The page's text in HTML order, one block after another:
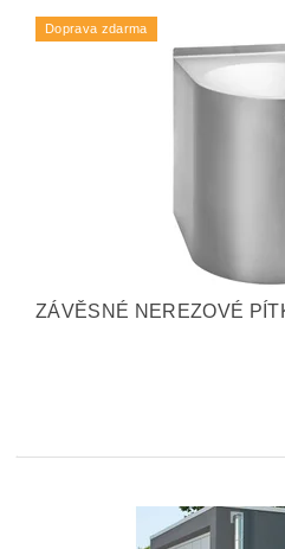
Doprava zdarma
ZÁVĚSNÉ NEREZOVÉ